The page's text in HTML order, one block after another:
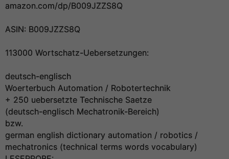
amazon.com/dp/B009JZZS8Q
ASIN: B009JZZS8Q
113000 Wortschatz-Uebersetzungen:
deutsch-englisch
Woerterbuch Automation / Robotertechnik
+ 250 uebersetzte Technische Saetze
(deutsch-englisch Mechatronik-Bereich)
bzw.
german english dictionary automation / robotics /
mechatronics (technical terms words vocabulary)